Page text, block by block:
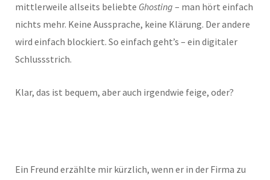
mittlerweile allseits beliebte Ghosting – man hört einfach
nichts mehr. Keine Aussprache, keine Klärung. Der andere
wird einfach blockiert. So einfach geht’s – ein digitaler
Schlussstrich.
Klar, das ist bequem, aber auch irgendwie feige, oder?
Ein Freund erzählte mir kürzlich, wenn er in der Firma zu